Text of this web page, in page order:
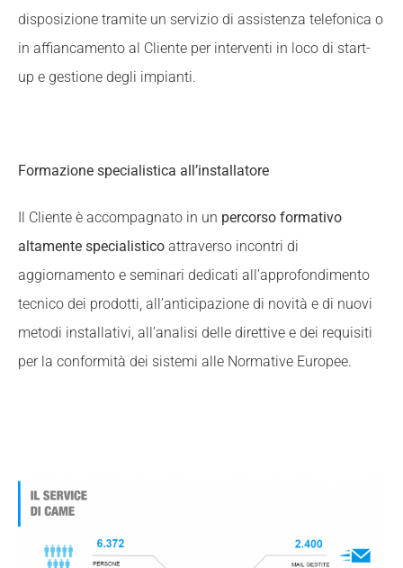
disposizione tramite un servizio di assistenza telefonica o
in affiancamento al Cliente per interventi in loco di start-
up e gestione degli impianti.
Formazione specialistica all’installatore
Il Cliente è accompagnato in un percorso formativo
altamente specialistico attraverso incontri di
aggiornamento e seminari dedicati all’approfondimento
tecnico dei prodotti, all’anticipazione di novità e di nuovi
metodi installativi, all’analisi delle direttive e dei requisiti
per la conformità dei sistemi alle Normative Europee.